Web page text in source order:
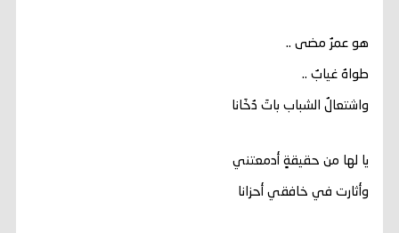
هو عمرٌ مضى ..
طواهُ غيابٌ ..
واشتعالُ الشباب باتَ دُخَانا
يا لها من حقيقةٍ أدمعتني
وأثارت في خافقي أحزانا